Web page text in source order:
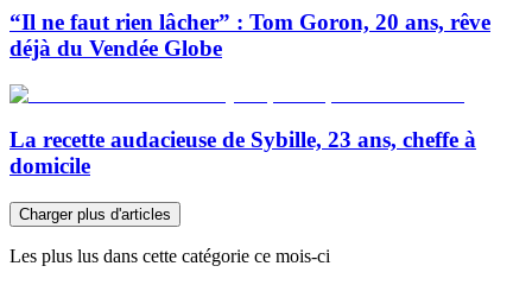
“Il ne faut rien lâcher” : Tom Goron, 20 ans, rêve
déjà du Vendée Globe
La recette audacieuse de Sybille, 23 ans, cheffe à
domicile
Charger plus d'articles
Les plus lus dans cette catégorie ce mois-ci